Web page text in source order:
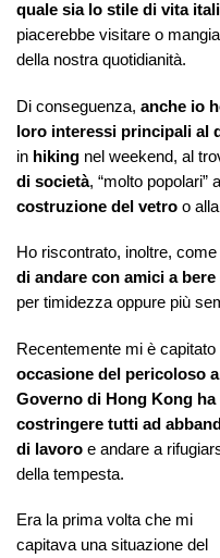
quale sia lo stile di vita
piacerebbe visitare o
della nostra quotidianità.
Di conseguenza, anche io
loro interessi principali al
in hiking nel weekend, al
di società, “molto popolari”
costruzione del vetro o alla
Ho riscontrato, inoltre,
di andare con amici a
per timidezza oppure più
Recentemente mi è
occasione del pericoloso
Governo di Hong Kong ha
costringere tutti ad
di lavoro e andare a
della tempesta.
Era la prima volta che mi
capitava una situazione del